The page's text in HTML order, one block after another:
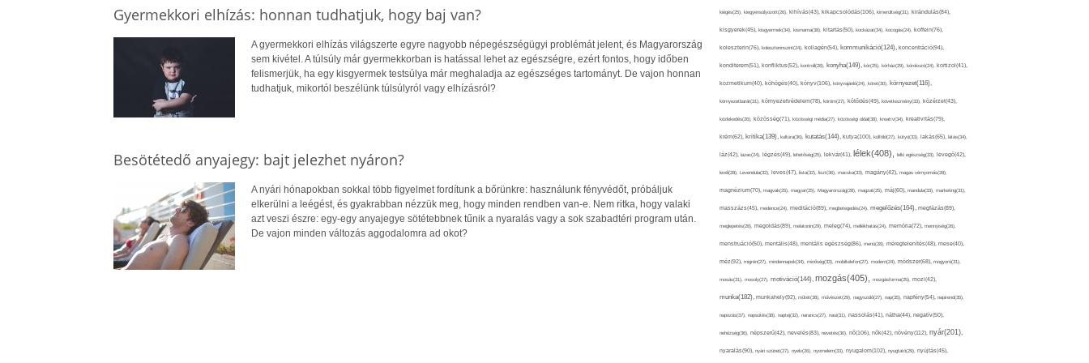
Gyermekkori elhízás: honnan tudhatjuk, hogy baj van?
A gyermekkori elhízás világszerte egyre nagyobb népegészségügyi problémát jelent, és Magyarország
sem kivétel. A túlsúly már gyermekkorban is hatással lehet az egészségre, ezért fontos, hogy időben
felismerjük, ha egy kisgyermek testsúlya már meghaladja az egészséges tartományt. De vajon honnan
tudhatjuk, mikortól beszélünk túlsúlyról vagy elhízásról?
Besötétedő anyajegy: bajt jelezhet nyáron?
A nyári hónapokban sokkal több figyelmet fordítunk a bőrünkre: használunk fényvédőt, próbáljuk
elkerülni a leégést, és gyakrabban nézzük meg, hogy minden rendben van-e. Nem ritka, hogy valaki
azt veszi észre: egy-egy anyajegye sötétebbnek tűnik a nyaralás vagy a sok szabadtéri program után.
De vajon minden változás aggodalomra ad okot?
kiégés(25), kiegyensúlyozott(26), kihívás(43), kikapcsolódás(106), kimerültség(31), kirándulás(84),
kisgyerek(45), kisgyermek(34), kismama(38), kitartás(50), kockázat(34), kocogás(24), koffein(76),
koleszterin(76), koleszterinszint(24), kollagén(54), kommunikáció(124), koncentráció(94),
konditerem(51), konfliktus(52), kontroll(28), konyha(149), kór(25), kórház(29), kórokozó(24), kortizol(41),
kozmetikum(40), köhögés(40), könyv(106), könyvajánló(24), köret(30), környezet(116),
környezetbarát(31), környezetvédelem(78), köröm(27), kötődés(49), következmény(33), közérzet(43),
közlekedés(26), közösség(71), közösségi média(27), közösségi oldal(38), kreatív(34), kreativitás(79),
krém(62), kritika(139), kultúra(36), kutatás(144), kutya(100), külföld(27), kütyü(33), lakás(65), látás(34),
láz(42), lazac(24), légzés(49), lehetőség(25), lekvár(41), lélek(408), lelki egészség(33), levegő(42),
levél(28), Levendula(32), leves(47), lista(32), liszt(36), macska(33), magány(42), magas vérnyomás(28),
magnézium(70), magvak(25), magyar(25), Magyarország(28), magzat(25), máj(60), mandula(33), marketing(31),
masszázs(45), medence(24), meditáció(89), megbetegedés(24), megelőzés(164), megfázás(89),
meglepetés(28), megoldás(89), melatonin(29), meleg(74), mellékhatás(24), memória(72), mennyiség(26),
menstruáció(50), mentális(48), mentális egészség(86), menü(28), méregtelenítés(48), mese(40),
méz(92), migrén(27), mindennapok(34), minőség(33), mobiltelefon(27), modern(24), módszer(68), mogyoró(31),
mosás(31), mosoly(27), motiváció(144), mozgás(405), mozgásforma(25), mozi(42),
munka(182), munkahely(92), műtét(38), művészet(29), nagyszülő(27), nap(35), napfény(54), napirend(35),
napozás(37), napsütés(38), naptej(32), narancs(27), nasi(31), nassolás(41), nátha(44), negatív(50),
nehézség(36), népszerű(42), nevelés(83), nevetés(30), nő(106), nők(42), növény(112), nyár(201),
nyaralás(90), nyári szünet(27), nyelv(26), nyomelem(33), nyugalom(102), nyugtató(29), nyújtás(45),